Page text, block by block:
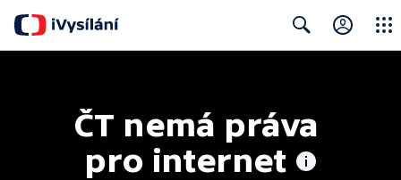
ČT nemá práva
pro internet